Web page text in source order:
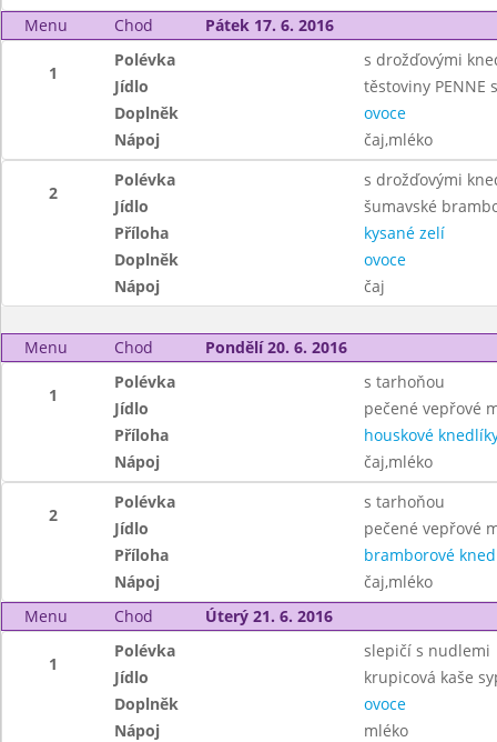
Menu
Chod Pátek 17. 6. 2016
1
Polévka
s drožďovými
Jídlo
těstoviny PENNE
Doplněk
ovoce
Nápoj
čaj,mléko
2
Polévka
s drožďovými
Jídlo
šumavské
Příloha
kysané zelí
Doplněk
ovoce
Nápoj
čaj
Menu Chod Pondělí 20. 6. 2016
1
Polévka
s tarhoňou
Jídlo
pečené vepřové
Příloha
houskové
Nápoj
čaj,mléko
2
Polévka
s tarhoňou
Jídlo
pečené vepřové
Příloha
bramborové
Nápoj
čaj,mléko
Menu
Chod Úterý 21. 6. 2016
1
Polévka
slepičí s nudlemi
Jídlo
krupicová kaše
Doplněk
ovoce
Nápoj
mléko